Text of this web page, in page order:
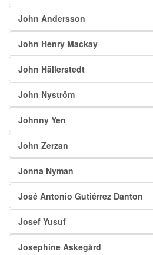
John Andersson
John Henry Mackay
John Hällerstedt
John Nyström
Johnny Yen
John Zerzan
Jonna Nyman
José Antonio Gutiérrez Danton
Josef Yusuf
Josephine Askegård